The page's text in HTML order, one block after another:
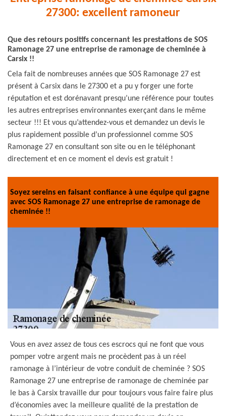
27300: excellent ramoneur
Que des retours positifs concernant les prestations de SOS
Ramonage 27 une entreprise de ramonage de cheminée à
Carsix !!
Cela fait de nombreuses années que SOS Ramonage 27 est
présent à Carsix dans le 27300 et a pu y forger une forte
réputation et est dorénavant presqu’une référence pour toutes
les autres entreprises environnantes exerçant dans le même
secteur !!! Et vous qu’attendez-vous et demandez un devis le
plus rapidement possible d’un professionnel comme SOS
Ramonage 27 en consultant son site ou en le téléphonant
directement et en ce moment el devis est gratuit !
Soyez sereins en faisant confiance à une équipe qui gagne
avec SOS Ramonage 27 une entreprise de ramonage de
cheminée !!
Vous en avez assez de tous ces escrocs qui ne font que vous
pomper votre argent mais ne procèdent pas à un réel
ramonage à l’intérieur de votre conduit de cheminée ? SOS
Ramonage 27 une entreprise de ramonage de cheminée par
le bas à Carsix travaille dur pour toujours vous faire faire plus
d’économies avec la meilleure qualité de la prestation de